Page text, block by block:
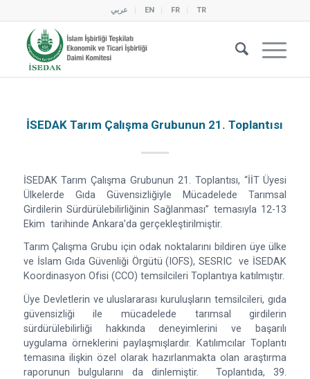
عربي EN FR TR
İSEDAK Tarım Çalışma Grubunun 21. Toplantısı
İSEDAK Tarım Çalışma Grubunun 21. Toplantısı, “İİT Üyesi
Ülkelerde Gıda Güvensizliğiyle Mücadelede Tarımsal
Girdilerin Sürdürülebilirliğinin Sağlanması” temasıyla 12-13
Ekim tarihinde Ankara’da gerçekleştirilmiştir.
Tarım Çalışma Grubu için odak noktalarını bildiren üye ülke
ve İslam Gıda Güvenliği Örgütü (IOFS), SESRIC ve İSEDAK
Koordinasyon Ofisi (CCO) temsilcileri Toplantıya katılmıştır.
Üye Devletlerin ve uluslararası kuruluşların temsilcileri, gıda
güvensizliği ile mücadelede tarımsal girdilerin
sürdürülebilirliği hakkında deneyimlerini ve başarılı
uygulama örneklerini paylaşmışlardır. Katılımcılar Toplantı
temasına ilişkin özel olarak hazırlanmakta olan araştırma
raporunun bulgularını da dinlemiştir. Toplantıda, 39.